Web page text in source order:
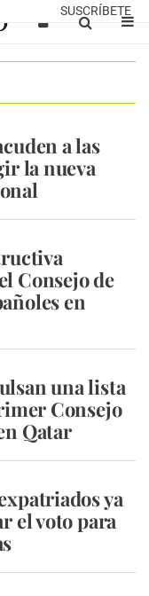
SUSCRÍBETE
a las
la nueva
Consejo de
en
una lista
Consejo
Qatar
ya
el voto para